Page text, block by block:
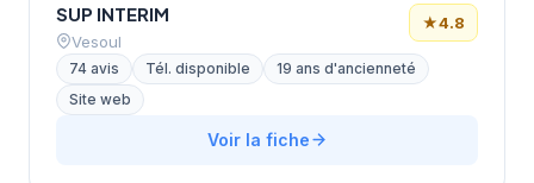
SUP INTERIM
Vesoul
★4.8
74 avis Tél. disponible
19 ans d'ancienneté
Site web
Voir la fiche